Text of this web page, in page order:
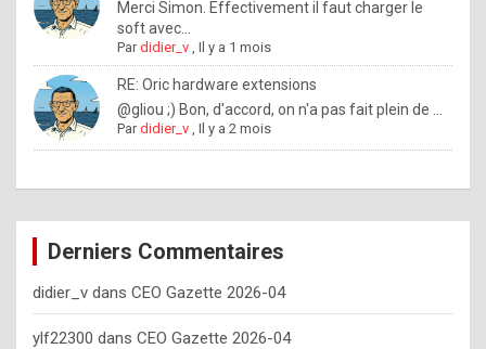
w
h
o
w
o
e
y
o
Merci Simon. Effectivement il faut charger le
soft avec...
Pardidier_v ,Il y a 1 mois
RE: Oric hardware extensions
@gliou ;) Bon, d'accord, on n'a pas fait plein de ...
Pardidier_v ,Il y a 2 mois
Derniers Commentaires
didier_v dans CEO Gazette 2026-04
ylf22300 dans CEO Gazette 2026-04